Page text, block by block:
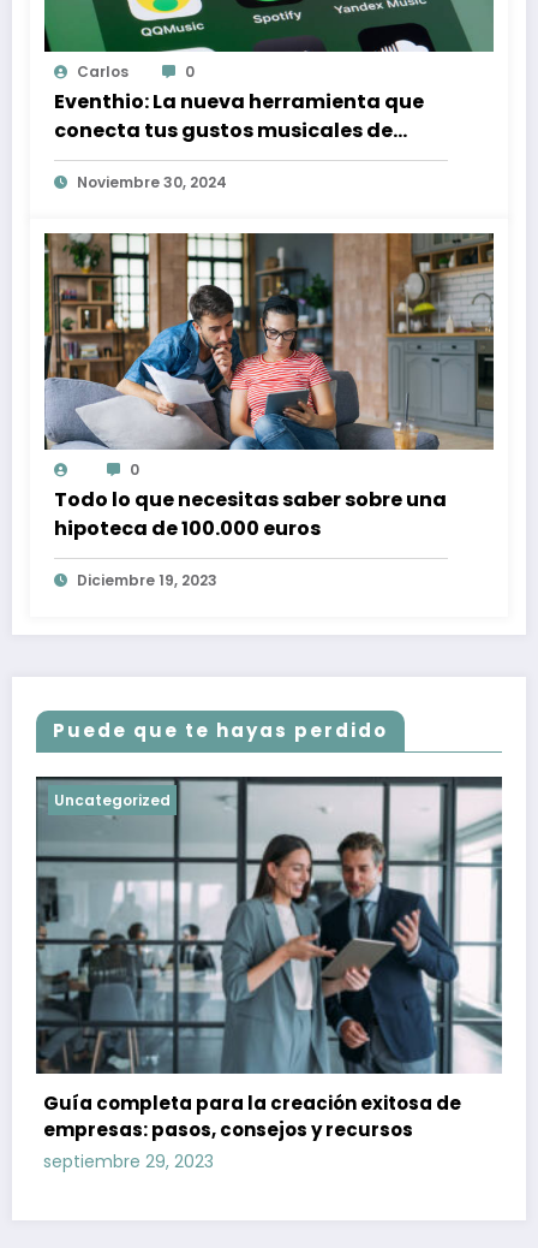
Carlos 0
Eventhio: La nueva herramienta que
conecta tus gustos musicales de
Spotify con conciertos en tu zona
Noviembre 30, 2024
0
Todo lo que necesitas saber sobre una
hipoteca de 100.000 euros
Diciembre 19, 2023
Puede que te hayas perdido
Uncategorized
Guía completa para la creación exitosa de
empresas: pasos, consejos y recursos
septiembre 29, 2023